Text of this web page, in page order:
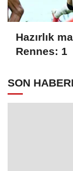
Hazırlık
Rennes: 1
SON